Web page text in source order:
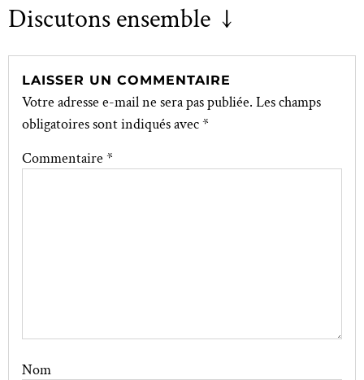
Discutons ensemble ↓
LAISSER UN COMMENTAIRE
Votre adresse e-mail ne sera pas publiée. Les champs
obligatoires sont indiqués avec*
Commentaire *
Nom